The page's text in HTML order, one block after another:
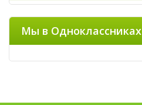
Мы в Одноклассниках